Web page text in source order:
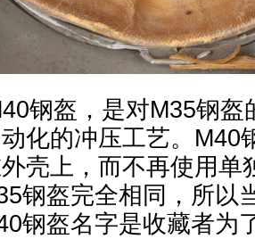
钢盔，是对M35钢盔
化的冲压工艺。M40
壳上，而不再使用单
钢盔完全相同，所以
钢盔名字是收藏者为